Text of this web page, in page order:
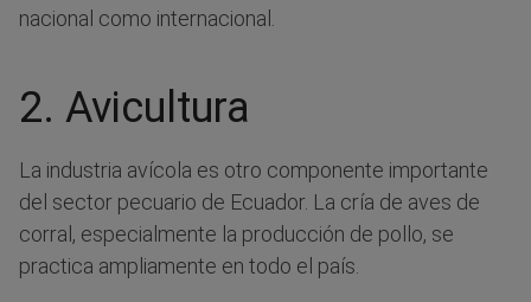
nacional como internacional.
2. Avicultura
La industria avícola es otro componente importante
del sector pecuario de Ecuador. La cría de aves de
corral, especialmente la producción de pollo, se
practica ampliamente en todo el país.